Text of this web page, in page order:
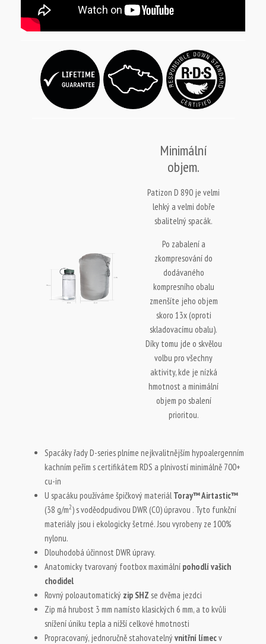
Minimální
objem.
Patizon D 890 je velmi
lehký a velmi dobře
sbalitelný spacák.
Po zabalení a
zkompresování do
dodávaného
kompresního obalu
zmenšíte jeho objem
skoro 13x (oproti
skladovacímu obalu).
Díky tomu jde o skvělou
volbu pro všechny
aktivity, kde je nízká
hmotnost a minimální
objem po sbalení
prioritou.
Spacáky řady D-series plníme nejkvalitnějším hypoalergenním
kachním peřím s certifikátem RDS a plnivostí minimálně 700+
cu-in
U spacáku používáme špičkový materiálToray™ Airtastic™
(38 g/m2)s voděodpudivou DWR (C0) úpravou . Tyto funkční
materiály jsou i ekologicky šetrné. Jsou vyrobeny ze 100%
nylonu.
Dlouhodobá účinnost DWR úpravy.
Anatomicky tvarovaný footbox maximální pohodlí vašich
chodidel
Rovný poloautomatický zip SHZ se dvěma jezdci
Zip má hrubost 3 mm namísto klasických 6 mm, a to kvůli
snížení úniku tepla a nižší celkové hmotnosti
Propracovaný, jednoručně stahovatelný vnitřní límecv